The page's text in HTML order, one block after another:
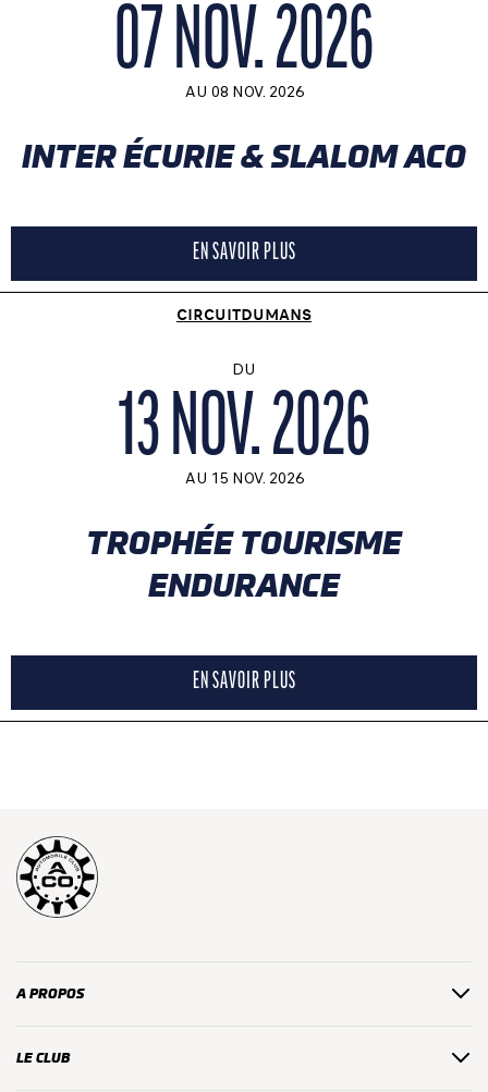
07 NOV. 2026
AU 08 NOV. 2026
INTER ÉCURIE & SLALOM ACO
EN SAVOIR PLUS
CIRCUITDUMANS
DU
13 NOV. 2026
AU 15 NOV. 2026
TROPHÉE TOURISME
ENDURANCE
EN SAVOIR PLUS
A PROPOS
LE CLUB